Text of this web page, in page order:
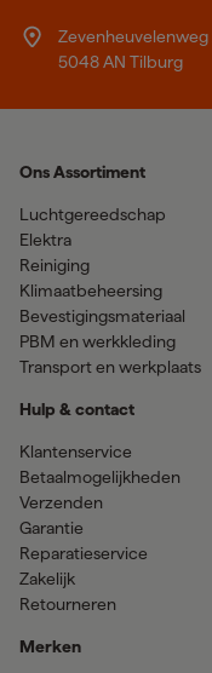
Zevenheuvelenweg
5048 AN Tilburg
Ons Assortiment
Luchtgereedschap
Elektra
Reiniging
Klimaatbeheersing
Bevestigingsmateriaal
PBM en werkkleding
Transport en werkplaats
Hulp & contact
Klantenservice
Betaalmogelijkheden
Verzenden
Garantie
Reparatieservice
Zakelijk
Retourneren
Merken